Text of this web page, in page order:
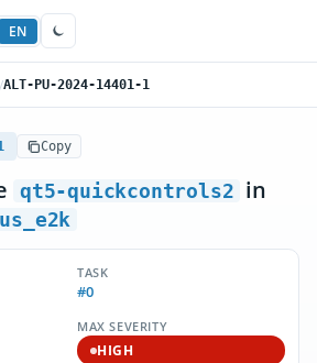
EN
/ALT-PU-2024-14401-1
Copy
qt5-quickcontrols2 in
TASK
#0
MAX SEVERITY
HIGH